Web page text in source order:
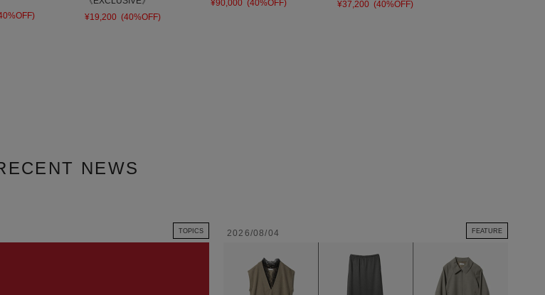
¥19,200 (40%OFF)
¥90,000 (40%OFF)
¥37,200 (40%OFF)
NEWS
TOPICS 2026/08/04 FEATURE